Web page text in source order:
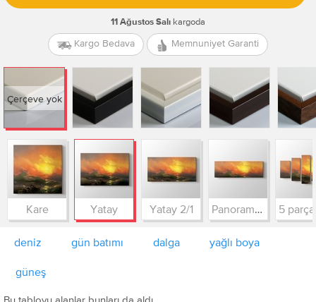
11 Ağustos Salı kargoda
Kargo Bedava Memnuniyet Garanti
Çerçeve yok
Kare Yatay Yatay 2/1 Panorama 3/1
deniz gün batımı dalga yağlı boya
güneş
Bu tabloyu alanlar bunları da aldı